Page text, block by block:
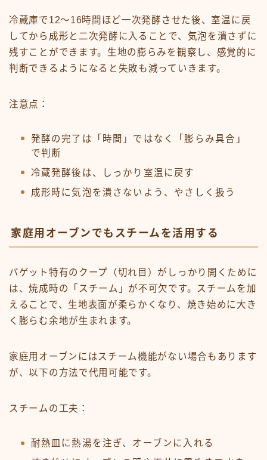
冷蔵庫で12〜16時間ほど一次発酵させた後、室温に戻
してから成形と二次発酵に入ることで、気泡を潰さずに
残すことができます。生地の膨らみを観察し、感覚的に
判断できるようになると失敗も減っていきます。
注意点：
発酵の完了は「時間」ではなく「膨らみ具合」
で判断
冷蔵発酵後は、しっかり室温に戻す
成形時に気泡を潰さないよう、やさしく扱う
家庭用オーブンでもスチームを活用する
バゲット特有のクープ（切れ目）がしっかり開くために
は、焼成時の「スチーム」が不可欠です。スチームを加
えることで、生地表面が柔らかくなり、焼き始めに大き
く膨らむ余地が生まれます。
家庭用オーブンにはスチーム機能がない場合もあります
が、以下の方法で代用可能です。
スチームの工夫：
耐熱皿に熱湯を注ぎ、オーブンに入れる